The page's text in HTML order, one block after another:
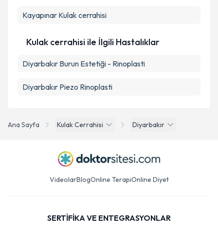
Ana Sayfa Kulak Cerrahisi Diyarbakır
Kayapınar Kulak cerrahisi
Kulak cerrahisi ile İlgili Hastalıklar
Diyarbakır Burun Estetiği - Rinoplasti
Diyarbakır Piezo Rinoplasti
VideolarBlogOnline TerapiOnline Diyet
SERTİFİKA VE ENTEGRASYONLAR